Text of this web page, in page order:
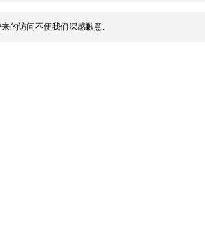
的访问不便我们深感歉意.